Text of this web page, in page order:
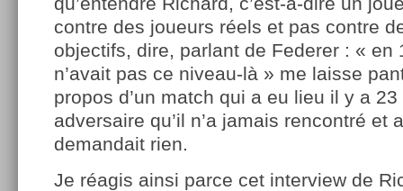
contre des joueurs réels et pas contre
objectifs, dire, parlant de Federer : « en
n’avait pas ce niveau-là » me laisse
propos d’un match qui a eu lieu il y a
adversaire qu’il n’a jamais rencontré et
demandait rien.
Je réagis ainsi parce cet interview de